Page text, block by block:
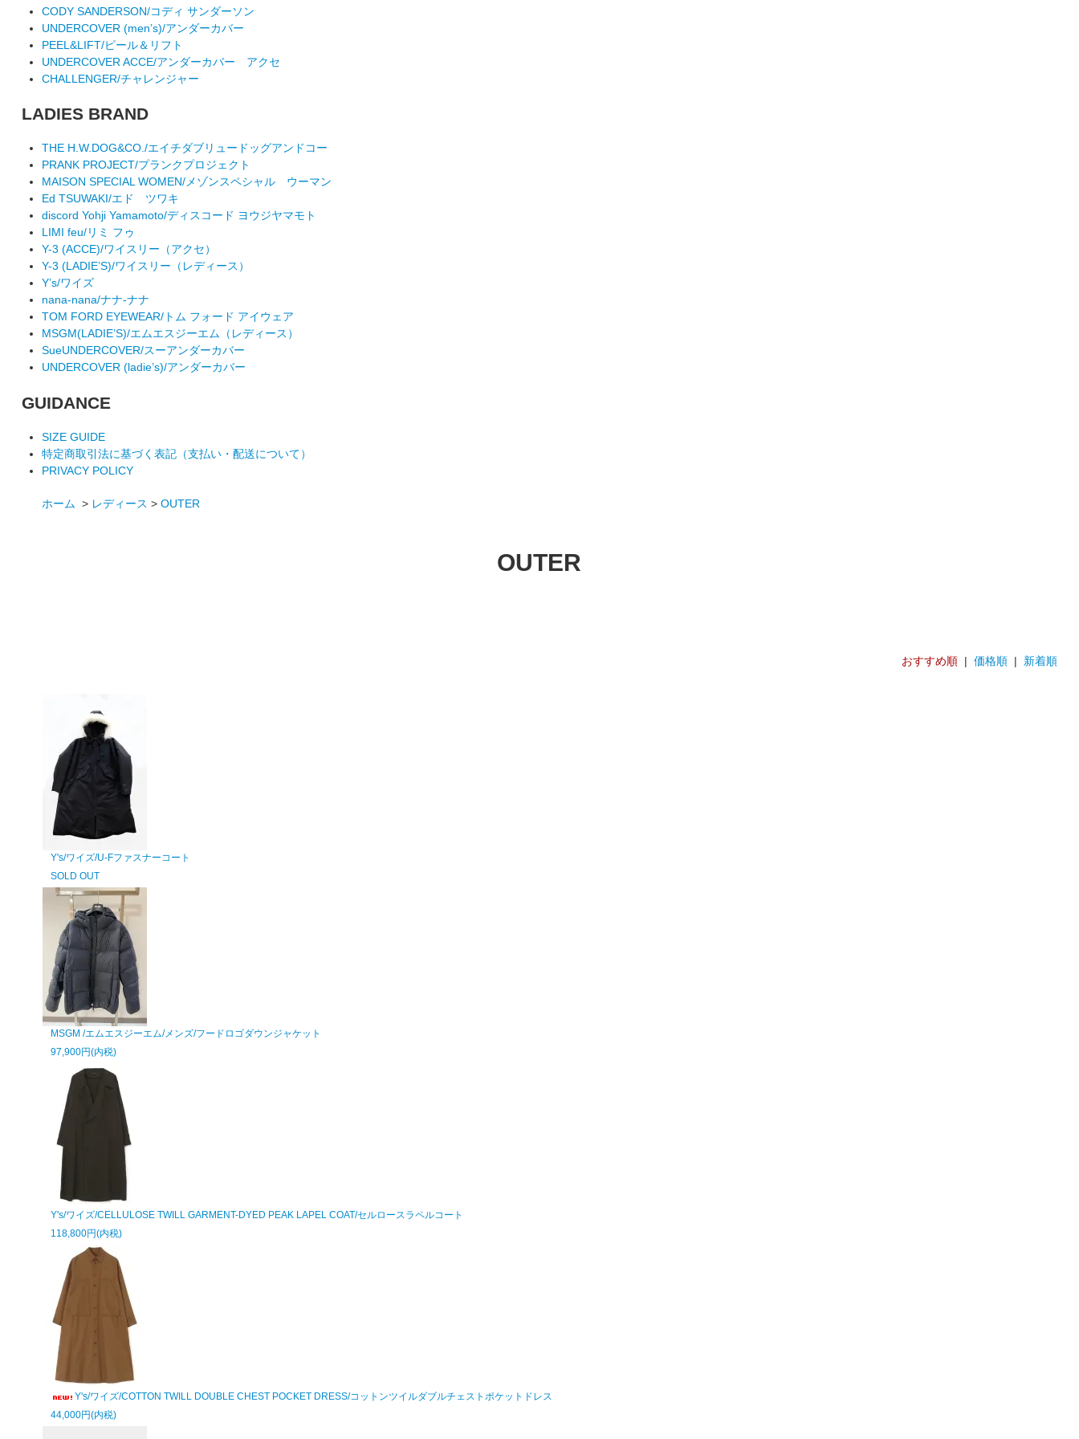
CODY SANDERSON/コディ サンダーソン
UNDERCOVER (men’s)/アンダーカバー
PEEL&LIFT/ピール＆リフト
UNDERCOVER ACCE/アンダーカバー アクセ
CHALLENGER/チャレンジャー
LADIES BRAND
THE H.W.DOG&CO./エイチダブリュードッグアンドコー
PRANK PROJECT/プランクプロジェクト
MAISON SPECIAL WOMEN/メゾンスペシャル ウーマン
Ed TSUWAKI/エド ツワキ
discord Yohji Yamamoto/ディスコード ヨウジヤマモト
LIMI feu/リミ フゥ
Y-3 (ACCE)/ワイスリー（アクセ）
Y-3 (LADIE’S)/ワイスリー（レディース）
Y’s/ワイズ
nana-nana/ナナ-ナナ
TOM FORD EYEWEAR/トム フォード アイウェア
MSGM(LADIE’S)/エムエスジーエム（レディース）
SueUNDERCOVER/スーアンダーカバー
UNDERCOVER (ladie’s)/アンダーカバー
GUIDANCE
SIZE GUIDE
特定商取引法に基づく表記（支払い・配送について）
PRIVACY POLICY
ホーム > レディース > OUTER
OUTER
おすすめ順 |価格順 | 新着順
Y's/ワイズ/U-Fファスナーコート
SOLD OUT
MSGM /エムエスジーエム/メンズ/フードロゴダウンジャケット
97,900円(内税)
Y's/ワイズ/CELLULOSE TWILL GARMENT-DYED PEAK LAPEL COAT/セルロースラペルコート
118,800円(内税)
Y's/ワイズ/COTTON TWILL DOUBLE CHEST POCKET DRESS/コットンツイルダブルチェストポケットドレス
44,000円(内税)